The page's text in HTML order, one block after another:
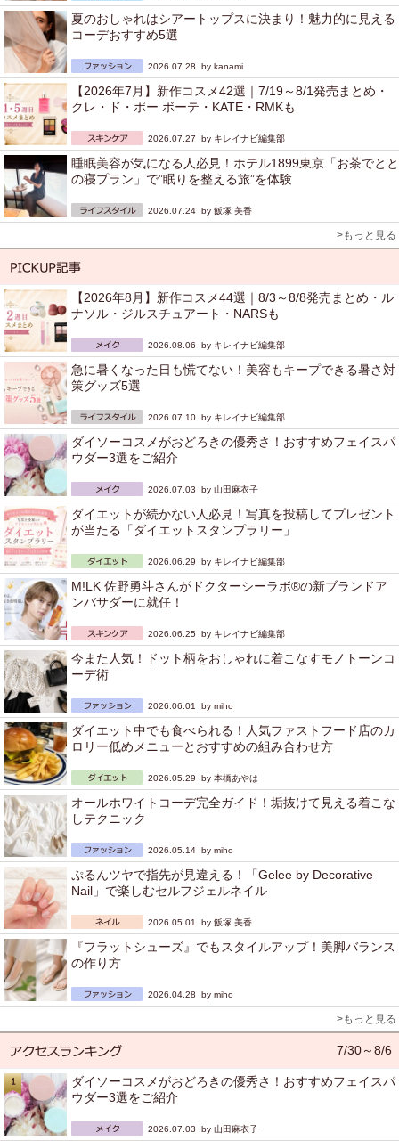
夏のおしゃれはシアートップスに決まり！魅力的に見える
コーデおすすめ5選
2026.07.28 by kanami
【2026年7月】新作コスメ42選｜7/19～8/1発売まとめ・
クレ・ド・ポー ボーテ・KATE・RMKも
2026.07.27 by キレイナビ編集部
睡眠美容が気になる人必見！ホテル1899東京「お茶でとと
の寝プラン」で”眠りを整える旅”を体験
2026.07.24 by 飯塚 美香
>もっと見る
【2026年8月】新作コスメ44選｜8/3～8/8発売まとめ・ル
ナソル・ジルスチュアート・NARSも
2026.08.06 by キレイナビ編集部
急に暑くなった日も慌てない！美容もキープできる暑さ対
策グッズ5選
2026.07.10 by キレイナビ編集部
ダイソーコスメがおどろきの優秀さ！おすすめフェイスパ
ウダー3選をご紹介
2026.07.03 by 山田麻衣子
ダイエットが続かない人必見！写真を投稿してプレゼント
が当たる「ダイエットスタンプラリー」
2026.06.29 by キレイナビ編集部
M!LK 佐野勇斗さんがドクターシーラボ®の新ブランドア
ンバサダーに就任！
2026.06.25 by キレイナビ編集部
今また人気！ドット柄をおしゃれに着こなすモノトーンコ
ーデ術
2026.06.01 by miho
ダイエット中でも食べられる！人気ファストフード店のカ
ロリー低めメニューとおすすめの組み合わせ方
2026.05.29 by 本橋あやは
オールホワイトコーデ完全ガイド！垢抜けて見える着こな
しテクニック
2026.05.14 by miho
ぷるんツヤで指先が見違える！「Gelee by Decorative
Nail」で楽しむセルフジェルネイル
2026.05.01 by 飯塚 美香
『フラットシューズ』でもスタイルアップ！美脚バランス
の作り方
2026.04.28 by miho
>もっと見る
7/30～8/6
ダイソーコスメがおどろきの優秀さ！おすすめフェイスパ
ウダー3選をご紹介
2026.07.03 by 山田麻衣子